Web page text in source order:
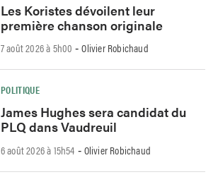
Les Koristes dévoilent leur
première chanson originale
7 août 2026 à 5h00 -Olivier Robichaud
POLITIQUE
James Hughes sera candidat du
PLQ dans Vaudreuil
6 août 2026 à 15h54 - Olivier Robichaud